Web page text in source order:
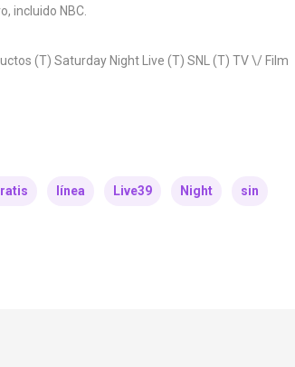
incluido NBC.
(T) Saturday Night Live (T) SNL (T) TV \/ Film
línea Live39 Night sin